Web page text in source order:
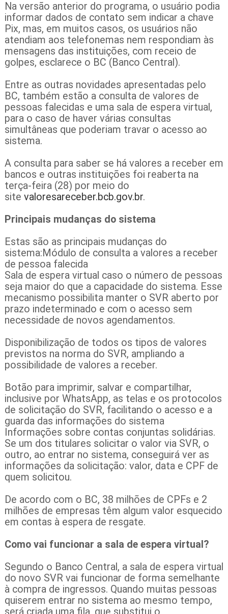
Na versão anterior do programa, o usuário podia
informar dados de contato sem indicar a chave
Pix, mas, em muitos casos, os usuários não
atendiam aos telefonemas nem respondiam às
mensagens das instituições, com receio de
golpes, esclarece o BC (Banco Central).
Entre as outras novidades apresentadas pelo
BC, também estão a consulta de valores de
pessoas falecidas e uma sala de espera virtual,
para o caso de haver várias consultas
simultâneas que poderiam travar o acesso ao
sistema.
A consulta para saber se há valores a receber em
bancos e outras instituições foi reaberta na
terça-feira (28) por meio do
site valoresareceber.bcb.gov.br.
Principais mudanças do sistema
Estas são as principais mudanças do
sistema:Módulo de consulta a valores a receber
de pessoa falecida
Sala de espera virtual caso o número de pessoas
seja maior do que a capacidade do sistema. Esse
mecanismo possibilita manter o SVR aberto por
prazo indeterminado e com o acesso sem
necessidade de novos agendamentos.
Disponibilização de todos os tipos de valores
previstos na norma do SVR, ampliando a
possibilidade de valores a receber.
Botão para imprimir, salvar e compartilhar,
inclusive por WhatsApp, as telas e os protocolos
de solicitação do SVR, facilitando o acesso e a
guarda das informações do sistema
Informações sobre contas conjuntas solidárias.
Se um dos titulares solicitar o valor via SVR, o
outro, ao entrar no sistema, conseguirá ver as
informações da solicitação: valor, data e CPF de
quem solicitou.
De acordo com o BC, 38 milhões de CPFs e 2
milhões de empresas têm algum valor esquecido
em contas à espera de resgate.
Como vai funcionar a sala de espera virtual?
Segundo o Banco Central, a sala de espera virtual
do novo SVR vai funcionar de forma semelhante
à compra de ingressos. Quando muitas pessoas
quiserem entrar no sistema ao mesmo tempo,